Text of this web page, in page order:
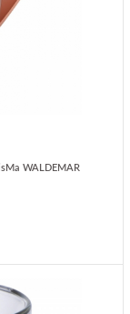
WALDEMAR